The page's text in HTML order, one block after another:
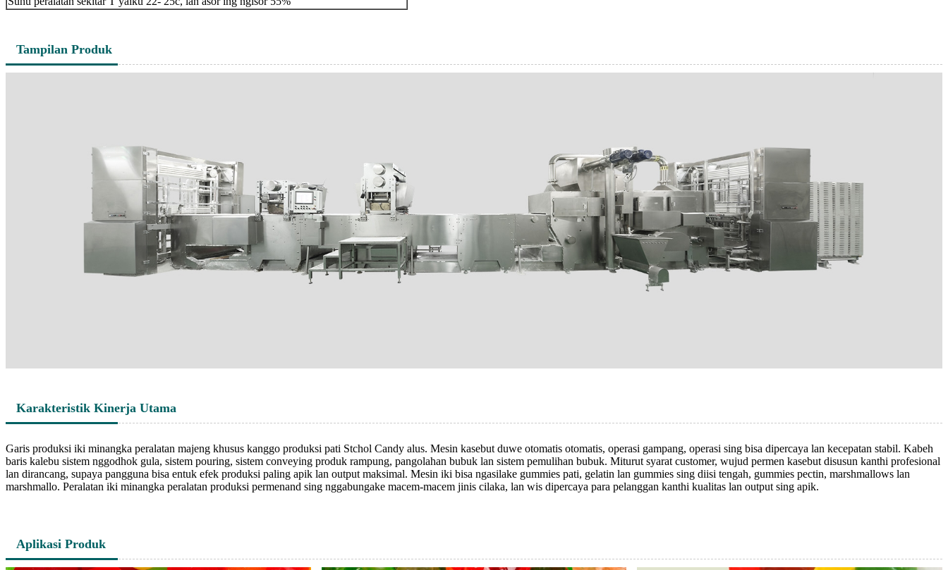
Tampilan Produk
Karakteristik Kinerja Utama
Garis produksi iki minangka peralatan majeng khusus kanggo produksi pati Stchol Candy alus. Mesin kasebut duwe otomatis otomatis, operasi gampang, operasi sing bisa dipercaya lan kecepatan stabil. Kabeh
baris kalebu sistem nggodhok gula, sistem pouring, sistem conveying produk rampung, pangolahan bubuk lan sistem pemulihan bubuk. Miturut syarat customer, wujud permen kasebut disusun kanthi profesional
lan dirancang, supaya pangguna bisa entuk efek produksi paling apik lan output maksimal. Mesin iki bisa ngasilake gummies pati, gelatin lan gummies sing diisi tengah, gummies pectin, marshmallows lan
marshmallo. Peralatan iki minangka peralatan produksi permenand sing nggabungake macem-macem jinis cilaka, lan wis dipercaya para pelanggan kanthi kualitas lan output sing apik.
Aplikasi Produk